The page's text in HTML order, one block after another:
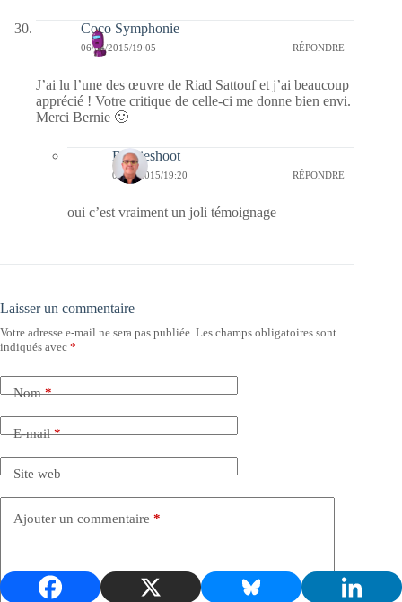
Coco Symphonie
06/04/2015/19:05 RÉPONDRE
J’ai lu l’une des œuvre de Riad Sattouf et j’ai beaucoup
apprécié ! Votre critique de celle-ci me donne bien envi.
Merci Bernie 🙂
Bernieshoot
06/04/2015/19:20 RÉPONDRE
oui c’est vraiment un joli témoignage
Laisser un commentaire
Votre adresse e-mail ne sera pas publiée. Les champs obligatoires sont
indiqués avec *
Nom*
E-mail*
Site web
Ajouter un commentaire *